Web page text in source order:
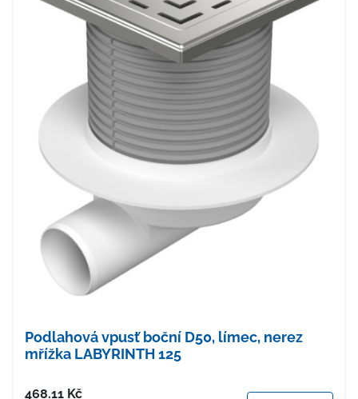
Podlahová vpusť boční D50, límec, nerez
mřížka LABYRINTH 125
Cena
468.11 Kč